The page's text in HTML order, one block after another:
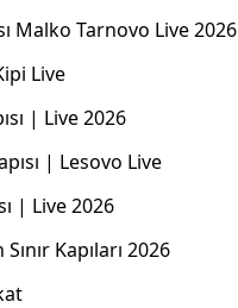
Malko Tarnovo Live 2026
Live
| Live 2026
| Lesovo Live
| Live 2026
Kapıları 2026